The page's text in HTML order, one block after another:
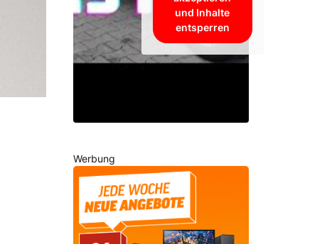
und Inhalte
entsperren
Werbung